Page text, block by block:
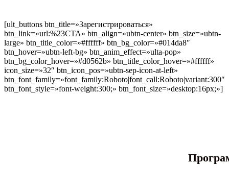
[ult_buttons btn_title=»Зарегистрироваться»
btn_link=»url:%23CTA» btn_align=»ubtn-center» btn_size=»ubtn-
large» btn_title_color=»#ffffff» btn_bg_color=»#014da8″
btn_hover=»ubtn-left-bg» btn_anim_effect=»ulta-pop»
btn_bg_color_hover=»#d0562b» btn_title_color_hover=»#ffffff»
icon_size=»32″ btn_icon_pos=»ubtn-sep-icon-at-left»
btn_font_family=»font_family:Roboto|font_call:Roboto|variant:300″
btn_font_style=»font-weight:300;» btn_font_size=»desktop:16px;»]